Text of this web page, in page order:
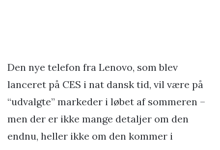
Den nye telefon fra Lenovo, som blev
lanceret på CES i nat dansk tid, vil være på
“udvalgte” markeder i løbet af sommeren –
men der er ikke mange detaljer om den
endnu, heller ikke om den kommer i